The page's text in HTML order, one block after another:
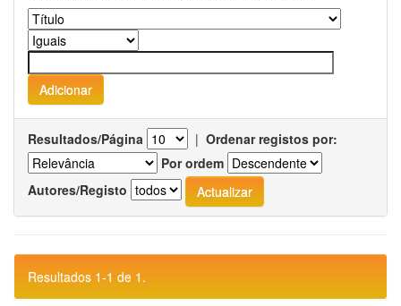
Resultados/Página | Ordenar registos por:
Por ordem
Autores/Registo
Resultados 1-1 de 1.